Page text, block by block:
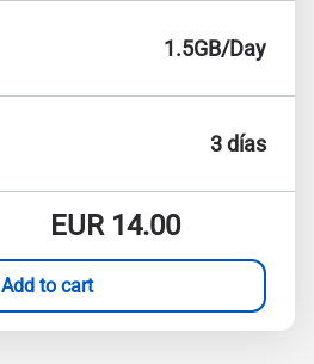
1.5GB/Day
3 días
EUR14.00
Add to cart